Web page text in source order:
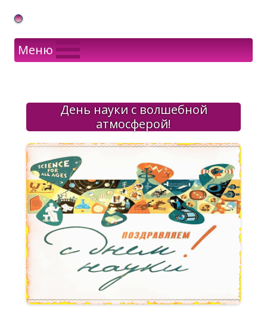
Gif Открытки в подарок
Меню
День науки с волшебной
атмосферой!